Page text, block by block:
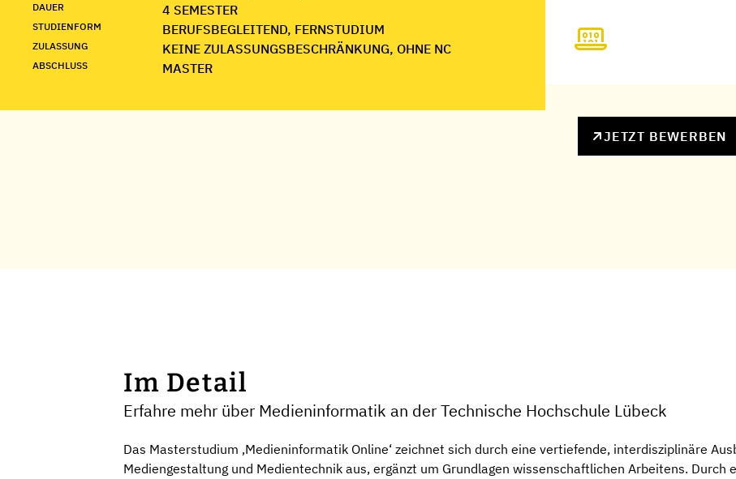
DAUER 4 SEMESTER
STUDIENFORM BERUFSBEGLEITEND, FERNSTUDIUM
ZULASSUNG KEINE ZULASSUNGSBESCHRÄNKUNG, OHNE NC
ABSCHLUSS MASTER
JETZT BEWERBEN
Im Detail
Erfahre mehr über Medieninformatik an der Technische Hochschule Lübeck
Das Masterstudium ‚Medieninformatik Online‘ zeichnet sich durch eine vertiefende, interdisziplinäre
Mediengestaltung und Medientechnik aus, ergänzt um Grundlagen wissenschaftlichen Arbeitens. Durch